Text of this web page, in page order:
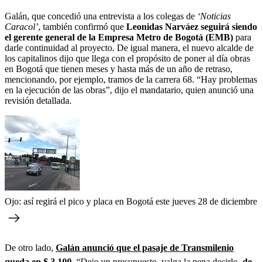
Galán, que concedió una entrevista a los colegas de ‘Noticias
Caracol’, también confirmó que Leonidas Narváez seguirá siendo
el gerente general de la Empresa Metro de Bogotá (EMB) para
darle continuidad al proyecto. De igual manera, el nuevo alcalde de
los capitalinos dijo que llega con el propósito de poner al día obras
en Bogotá que tienen meses y hasta más de un año de retraso,
mencionando, por ejemplo, tramos de la carrera 68. “Hay problemas
en la ejecución de las obras”, dijo el mandatario, quien anunció una
revisión detallada.
Ojo: así regirá el pico y placa en Bogotá este jueves 28 de diciembre
De otro lado, Galán anunció que el pasaje de Transmilenio